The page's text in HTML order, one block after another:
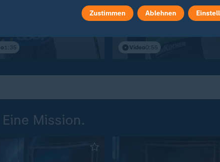
Entscheidung noch nicht rechtskräftig :
Carl für 18 Monate
1:35
Wintersport:
Skifliegen: Geiger
Video0:55
Mission.
Zustimmen Ablehnen